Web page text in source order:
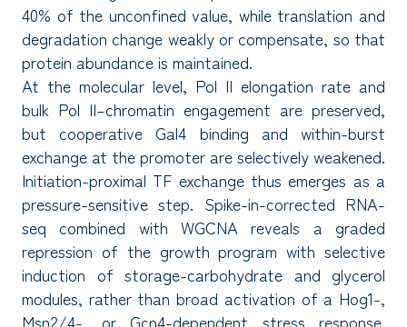
40% of the unconfined value, while translation and
degradation change weakly or compensate, so that
protein abundance is maintained.
At the molecular level, Pol II elongation rate and
bulk Pol II–chromatin engagement are preserved,
but cooperative Gal4 binding and within-burst
exchange at the promoter are selectively weakened.
Initiation-proximal TF exchange thus emerges as a
pressure-sensitive step. Spike-in-corrected RNA-
seq combined with WGCNA reveals a graded
repression of the growth program with selective
induction of storage-carbohydrate and glycerol
modules, rather than broad activation of a Hog1-,
Msn2/4-, or Gcn4-dependent stress response.